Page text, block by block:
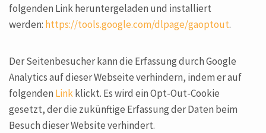
folgenden Link heruntergeladen und installiert
werden: https://tools.google.com/dlpage/gaoptout.
Der Seitenbesucher kann die Erfassung durch Google
Analytics auf dieser Webseite verhindern, indem er auf
folgenden Linkklickt. Es wird ein Opt-Out-Cookie
gesetzt, der die zukünftige Erfassung der Daten beim
Besuch dieser Website verhindert.